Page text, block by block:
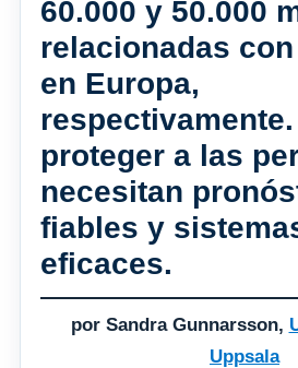
60.000 y 50.000
relacionadas
en Europa,
proteger a las
necesitan
fiables y
eficaces.
por Sandra Gunnarsson,
Uppsala